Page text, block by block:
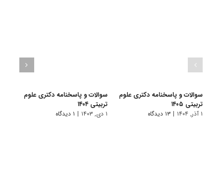
سوالات و پاسخنامه دکتری علوم
تربیتی ۱۴۰۵
۱ آذر, ۱۴۰۴ | ۱۳ دیدگاه
سوالات و پاسخنامه دکتری علوم
تربیتی ۱۴۰۴
۱ دی, ۱۴۰۳ | ۱ دیدگاه